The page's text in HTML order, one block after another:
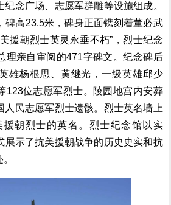
纪念广场、志愿军群雕等设施组成。
，碑高23.5米，碑身正面镌刻着董必武
援朝烈士英灵永垂不朽” ，烈士纪念
理亲自审阅的471字碑文。纪念碑后
雄杨根思、 黄继光 ，一级英雄邱少
123位志愿军烈士。 陵园 地宫内安葬
人民志愿军烈士遗骸。烈士英名墙上
援朝烈士的英名。烈士纪念馆以实
展示了抗美援朝战争的历史史实和抗